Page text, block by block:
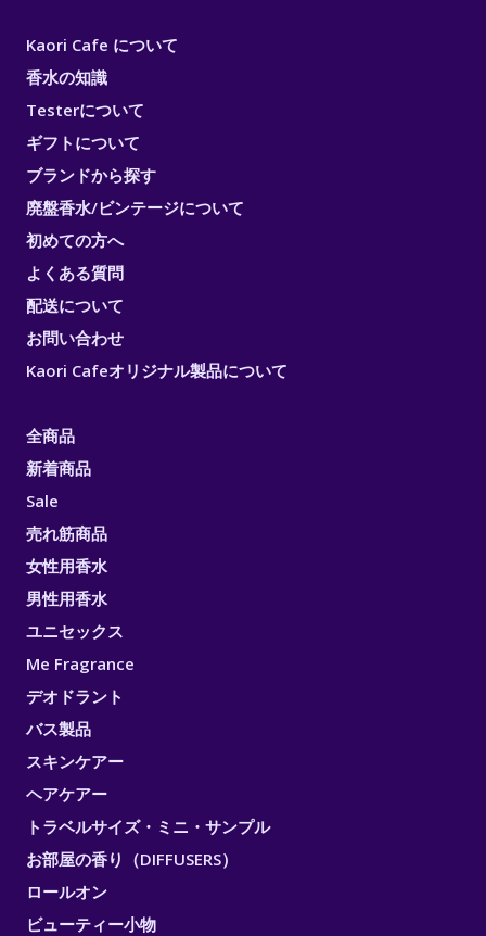
Kaori Cafe について
香水の知識
Testerについて
ギフトについて
ブランドから探す
廃盤香水/ビンテージについて
初めての方へ
よくある質問
配送について
お問い合わせ
Kaori Cafeオリジナル製品について
全商品
新着商品
Sale
売れ筋商品
女性用香水
男性用香水
ユニセックス
Me Fragrance
デオドラント
バス製品
スキンケアー
ヘアケアー
トラベルサイズ・ミニ・サンプル
お部屋の香り（DIFFUSERS）
ロールオン
ビューティー小物